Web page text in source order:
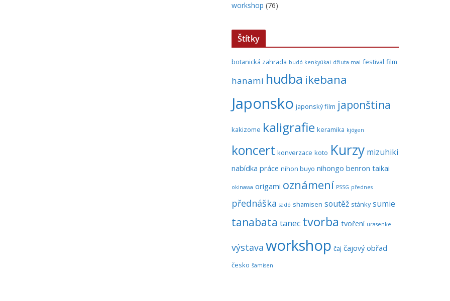
workshop (76)
Štítky
botanická zahrada budó kenkyúkai džiuta-mai festival film
hanami hudba ikebana
Japonsko japonský film japonština
kakizome kaligrafie keramika kjógen
koncert konverzace koto Kurzy mizuhiki
nabídka práce nihon buyo nihongo benron taikai
okinawa origami oznámení PSSG přednes
přednáška sadó shamisen soutěž stánky sumie
tanabata tanec tvorba tvoření urasenke
výstava workshop čaj čajový obřad
česko šamisen